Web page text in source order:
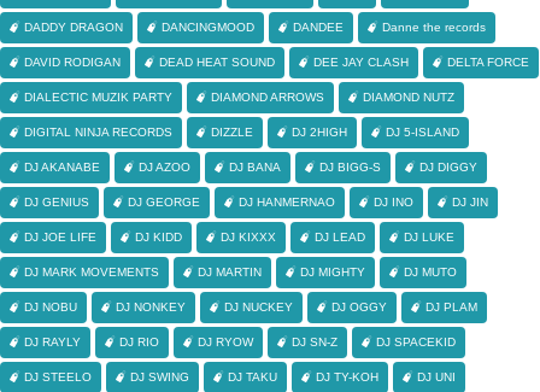
DADDY DRAGON DANCINGMOOD DANDEE Danne the records
DAVID RODIGAN DEAD HEAT SOUND DEE JAY CLASH DELTA FORCE
DIALECTIC MUZIK PARTY DIAMOND ARROWS DIAMOND NUTZ
DIGITAL NINJA RECORDS DIZZLE DJ 2HIGH DJ 5-ISLAND
DJ AKANABE DJ AZOO DJ BANA DJ BIGG-S DJ DIGGY
DJ GENIUS DJ GEORGE DJ HANMERNAO DJ INO DJ JIN
DJ JOE LIFE DJ KIDD DJ KIXXX DJ LEAD DJ LUKE
DJ MARK MOVEMENTS DJ MARTIN DJ MIGHTY DJ MUTO
DJ NOBU DJ NONKEY DJ NUCKEY DJ OGGY DJ PLAM
DJ RAYLY DJ RIO DJ RYOW DJ SN-Z DJ SPACEKID
DJ STEELO DJ SWING DJ TAKU DJ TY-KOH DJ UNI